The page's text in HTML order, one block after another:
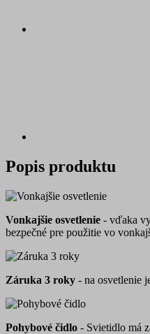
Popis produktu
Vonkajšie osvetlenie - vďaka
bezpečné pre použitie vo
Záruka 3 roky - na osvetlenie
Pohybové čidlo - Svietidlo má